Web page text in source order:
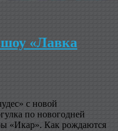
шоу «Лавка
с новой
по новогодней
«Икар». Как рождаются